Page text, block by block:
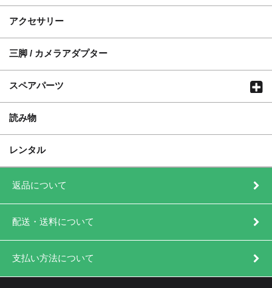
アクセサリー
三脚 / カメラアダプター
スペアパーツ
読み物
レンタル
返品について
配送・送料について
支払い方法について